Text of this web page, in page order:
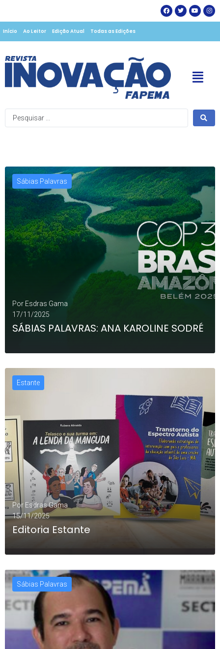
Início Ao Leitor Edição Atual Todas as Edições
Sábias Palavras
Por Esdras Gama
17/11/2025
SÁBIAS PALAVRAS: ANA KAROLINE SODRÉ
Estante
Por Esdras Gama
15/11/2025
Editoria Estante
LEIA MAIS
Sábias Palavras